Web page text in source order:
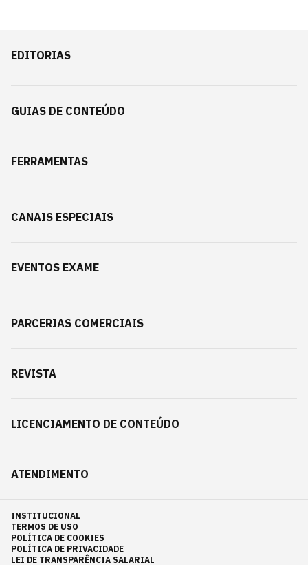
EDITORIAS
GUIAS DE CONTEÚDO
FERRAMENTAS
CANAIS ESPECIAIS
EVENTOS EXAME
PARCERIAS COMERCIAIS
REVISTA
LICENCIAMENTO DE CONTEÚDO
ATENDIMENTO
INSTITUCIONAL
TERMOS DE USO
POLÍTICA DE COOKIES
POLÍTICA DE PRIVACIDADE
LEI DE TRANSPARÊNCIA SALARIAL